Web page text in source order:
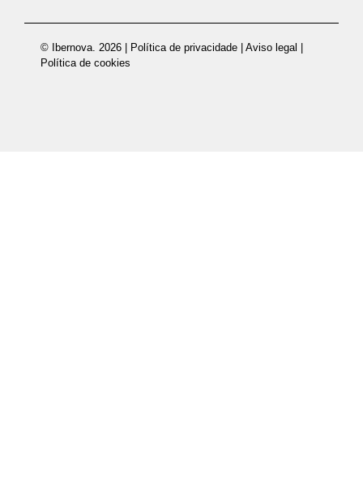
© Ibernova. 2026 | Política de privacidade Aviso legal
Política de cookies